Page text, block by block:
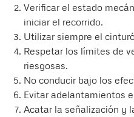
Verificar el estado
iniciar el recorrido.
Utilizar siempre el
Respetar los límites de
riesgosas.
No conducir bajo los
Evitar adelantamientos
Acatar la señalización y